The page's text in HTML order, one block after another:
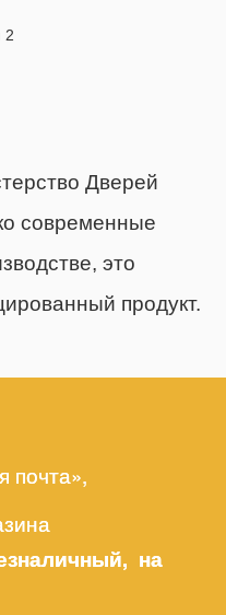
2
Дверей
современные
это
продукт.
почта»,
на